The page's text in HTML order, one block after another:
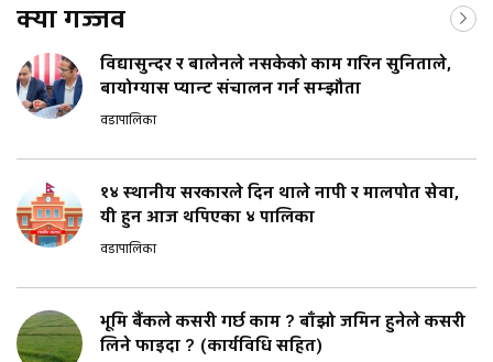
क्या गज्जव
विद्यासुन्दर र बालेनले नसकेको काम गरिन सुनिताले,
बायोग्यास प्यान्ट संचालन गर्न सम्झौता
वडापालिका
१४ स्थानीय सरकारले दिन थाले नापी र मालपोत सेवा,
यी हुन आज थपिएका ४ पालिका
वडापालिका
भूमि बैंकले कसरी गर्छ काम ? बाँझो जमिन हुनेले कसरी
लिने फाइदा ? (कार्यविधि सहित)